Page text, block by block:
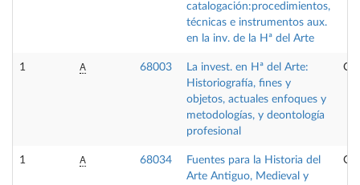
catalogación:procedimientos,
técnicas e instrumentos aux.
en la inv. de la Hª del Arte
1 A 68003
La invest. en Hª del Arte:
Historiografía, fines y
objetos, actuales enfoques y
metodologías, y deontología
profesional
1 A 68034
Fuentes para la Historia del
Arte Antiguo, Medieval y